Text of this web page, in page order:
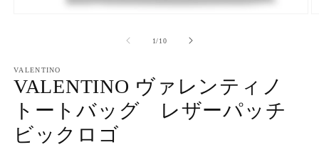
で
メ
デ
ア
(1)
を
1/の
10
VALENTINO
VALENTINO ヴァレンティノ
トートバッグ レザーパッチ
ビックロゴ